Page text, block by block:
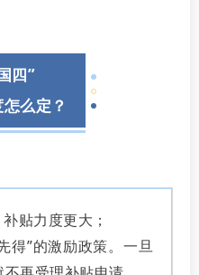
四”
么定？
贴力度更大；
得”的激励政策。一旦